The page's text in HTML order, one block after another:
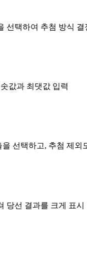
선택하여 추첨 방식 결
값과 최댓값 입력
선택하고, 추첨 제외
당선 결과를 크게 표시